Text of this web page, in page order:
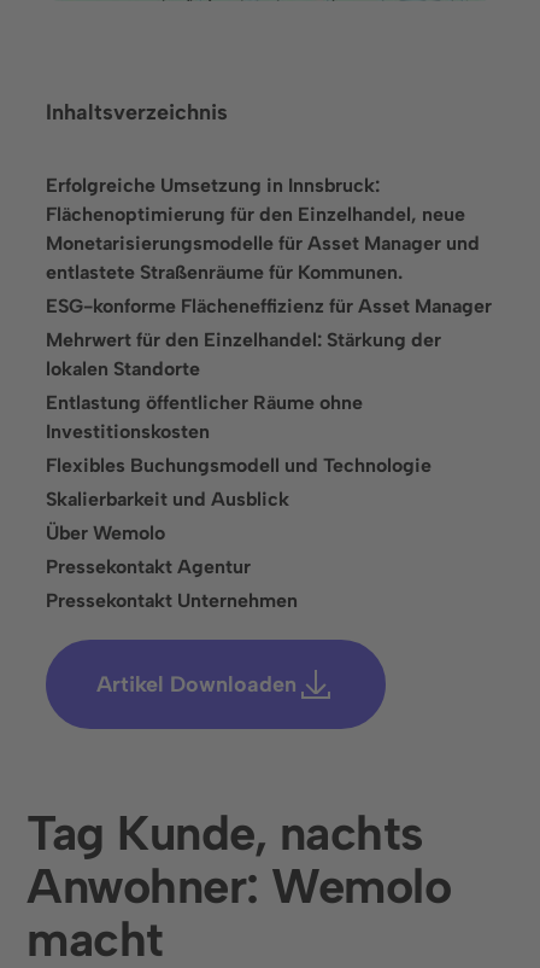
Inhaltsverzeichnis
Erfolgreiche Umsetzung in Innsbruck:
Flächenoptimierung für den Einzelhandel, neue
Monetarisierungsmodelle für Asset Manager und
entlastete Straßenräume für Kommunen.
ESG-konforme Flächeneffizienz für Asset Manager
Mehrwert für den Einzelhandel: Stärkung der
lokalen Standorte
Entlastung öffentlicher Räume ohne
Investitionskosten
Flexibles Buchungsmodell und Technologie
Skalierbarkeit und Ausblick
Über Wemolo
Pressekontakt Agentur
Pressekontakt Unternehmen
Artikel Downloaden
Tag Kunde, nachts
Anwohner: Wemolo
macht
Sprache
Lösungen
Parkraumüberwachung
Parkraumbewirtschaftung
Parkplatzvermietung
Branchen
Finanzdienstleistungen
Freizeitanlagen
Gastronomie und Hotellerie
Gesundheitseinrichtungen
Infrastruktur, Parkhäuser & Messen
Städte und Kommunen
Unternehmen